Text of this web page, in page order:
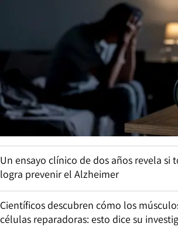
Un ensayo clínico de dos años revela si
logra prevenir el Alzheimer
Científicos descubren cómo los
células reparadoras: esto dice su